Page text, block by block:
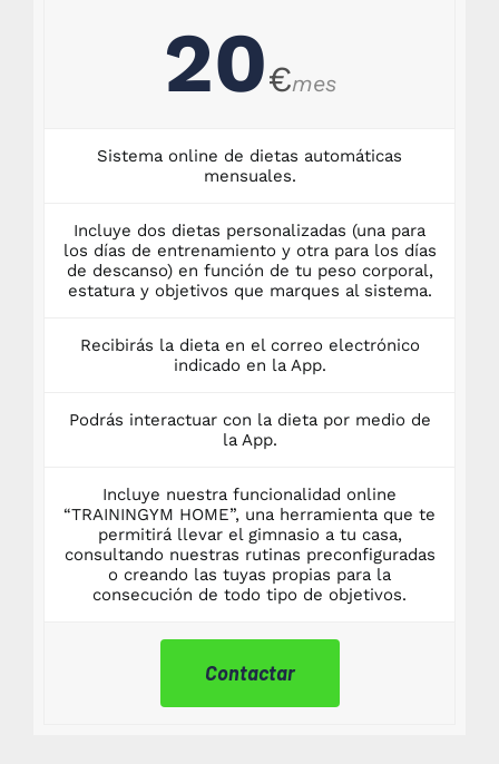
20€mes
Sistema online de dietas automáticas
mensuales.
Incluye dos dietas personalizadas (una para
los días de entrenamiento y otra para los días
de descanso) en función de tu peso corporal,
estatura y objetivos que marques al sistema.
Recibirás la dieta en el correo electrónico
indicado en la App.
Podrás interactuar con la dieta por medio de
la App.
Incluye nuestra funcionalidad online
“TRAININGYM HOME”, una herramienta que te
permitirá llevar el gimnasio a tu casa,
consultando nuestras rutinas preconfiguradas
o creando las tuyas propias para la
consecución de todo tipo de objetivos.
Contactar